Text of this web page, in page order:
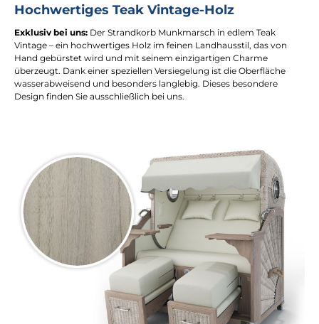
Hochwertiges Teak Vintage-Holz
Exklusiv bei uns: Der Strandkorb Munkmarsch in edlem Teak
Vintage – ein hochwertiges Holz im feinen Landhausstil, das von
Hand gebürstet wird und mit seinem einzigartigen Charme
überzeugt. Dank einer speziellen Versiegelung ist die Oberfläche
wasserabweisend und besonders langlebig. Dieses besondere
Design finden Sie ausschließlich bei uns.